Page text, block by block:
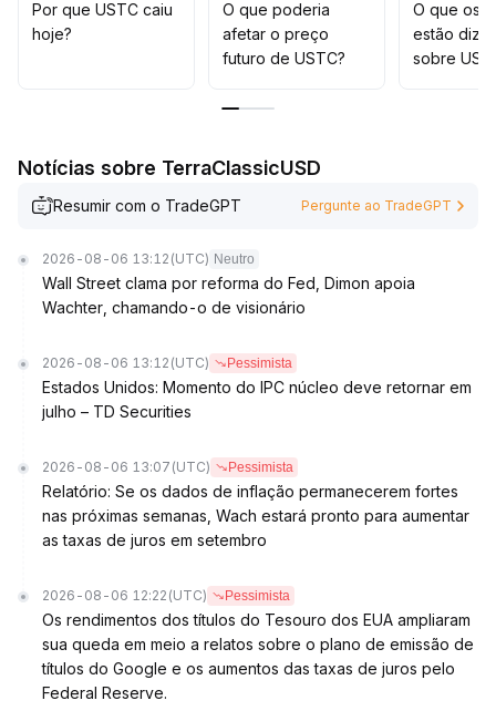
Recomenda-se manter uma postura de observação,
aguardando clareza nas políticas ou recuperação dos
dados do ecossistema antes de entrar, com rigoroso
Por que USTC caiu
hoje?
O que poderia
afetar o preço
futuro de USTC?
O que os
estão
sobre
Notícias sobre TerraClassicUSD
Resumir com o TradeGPT Pergunte ao TradeGPT
2026-08-06 13:12 (UTC) Neutro
Wall Street clama por reforma do Fed, Dimon apoia
Wachter, chamando-o de visionário
2026-08-06 13:12 (UTC) Pessimista
Estados Unidos: Momento do IPC núcleo deve retornar em
julho – TD Securities
2026-08-06 13:07 (UTC) Pessimista
Relatório: Se os dados de inflação permanecerem fortes
nas próximas semanas, Wach estará pronto para aumentar
as taxas de juros em setembro
2026-08-06 12:22 (UTC) Pessimista
Os rendimentos dos títulos do Tesouro dos EUA ampliaram
sua queda em meio a relatos sobre o plano de emissão de
títulos do Google e os aumentos das taxas de juros pelo
Federal Reserve.